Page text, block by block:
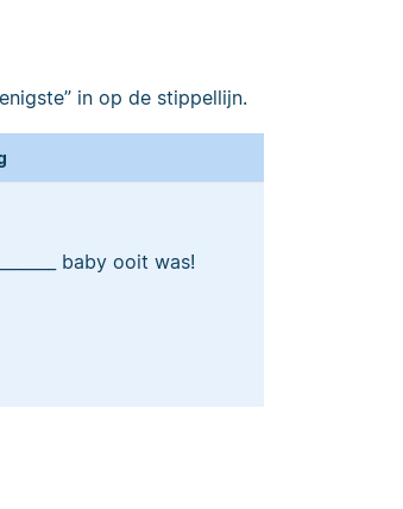
in op de stippellijn.
baby ooit was!